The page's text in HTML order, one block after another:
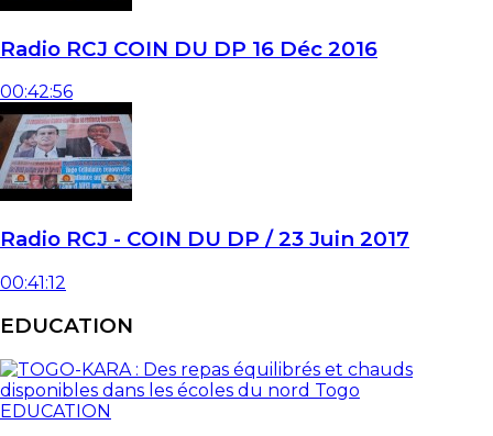
Radio RCJ COIN DU DP 16 Déc 2016
00:42:56
Radio RCJ - COIN DU DP / 23 Juin 2017
00:41:12
EDUCATION
EDUCATION